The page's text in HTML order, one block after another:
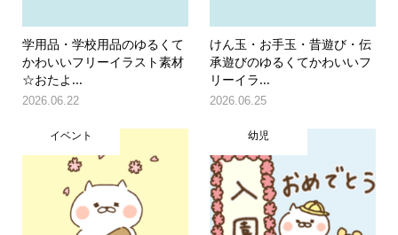
学用品・学校用品のゆるくて
かわいいフリーイラスト素材
☆おたよ...
2026.06.22
けん玉・お手玉・昔遊び・伝
承遊びのゆるくてかわいいフ
リーイラ...
2026.06.25
イベント 幼児